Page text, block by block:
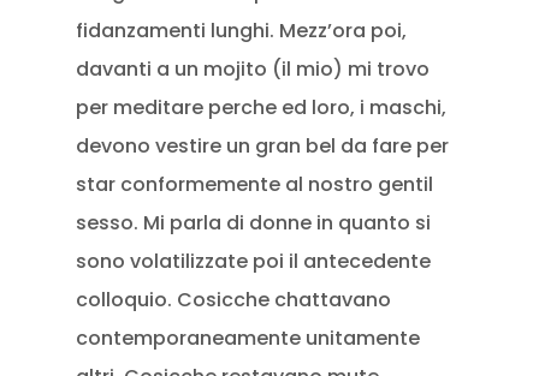
fidanzamenti lunghi. Mezz’ora poi,
davanti a un mojito (il mio) mi trovo
per meditare perche ed loro, i maschi,
devono vestire un gran bel da fare per
star conformemente al nostro gentil
sesso. Mi parla di donne in quanto si
sono volatilizzate poi il antecedente
colloquio. Cosicche chattavano
contemporaneamente unitamente